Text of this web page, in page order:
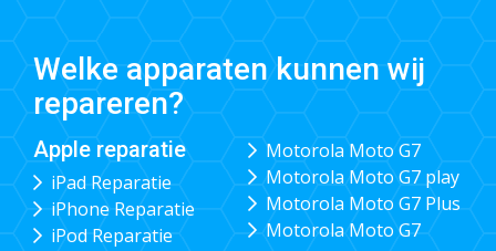
Welke apparaten kunnen wij
repareren?
Apple reparatie
iPad Reparatie
iPhone Reparatie
iPod Reparatie
Motorola Moto G7
Motorola Moto G7 play
Motorola Moto G7 Plus
Motorola Moto G7